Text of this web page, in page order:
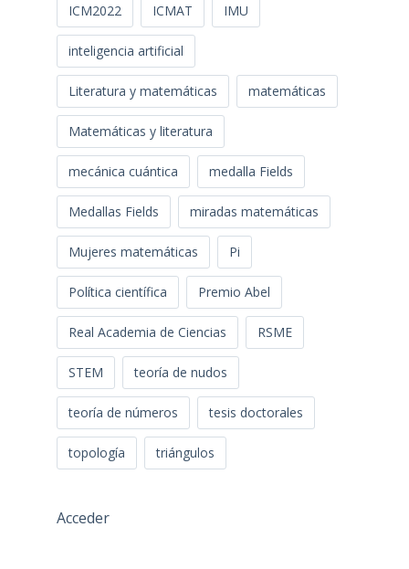
ICM2022 ICMAT IMU
inteligencia artificial
Literatura y matemáticas matemáticas
Matemáticas y literatura
mecánica cuántica medalla Fields
Medallas Fields miradas matemáticas
Mujeres matemáticas Pi
Política científica Premio Abel
Real Academia de Ciencias RSME
STEM teoría de nudos
teoría de números tesis doctorales
topología triángulos
Acceder